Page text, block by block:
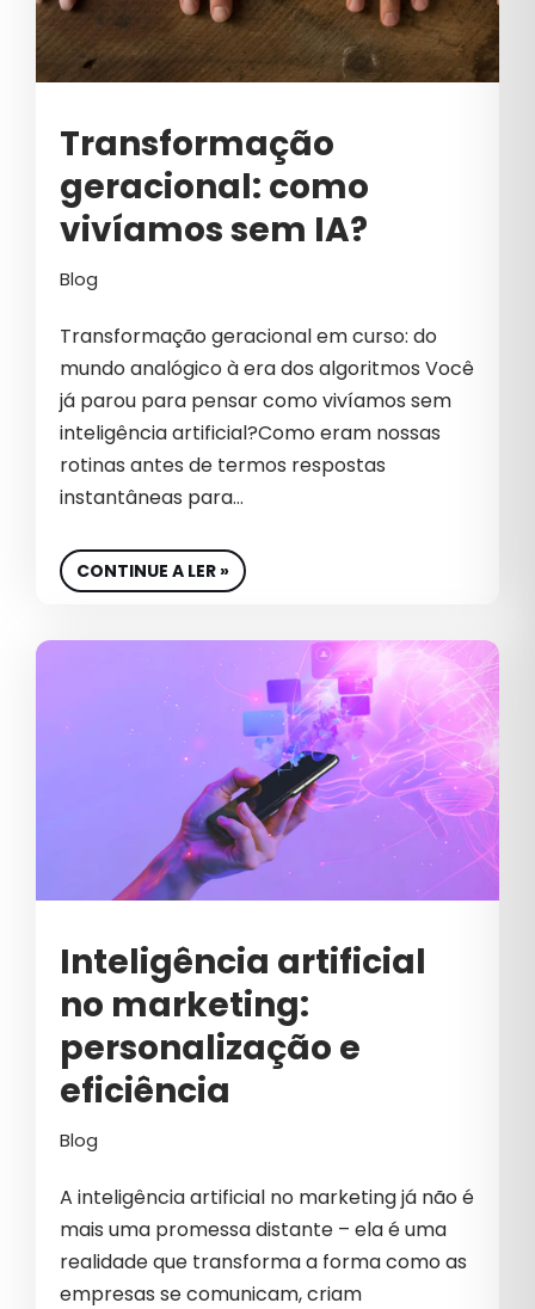
DADOS
DESENVOLVIMENTO DE SITES
DESTAQUE
E-COMMERCE DE COSMÉTICOS
EMPREENDEDOR
EMPREENDEDORISMO
EMPRESA
EQUIPE DE VENDA
EQUIPE DE VENDAS
EQUIPES DE VENDAS
ESG
ESTRATÉGIA DIGITAL
ESTRATÉGIAS B2B
ESTRATÉGIAS DE BRANDING
ESTRATÉGIAS DE GROWTH MARKETING
ESTRATÉGIAS DE MARKETING
ESTRATÉGIAS PARA VENDAS B2B
FRAUDES EM GOOGLE ADS
FUTURO MARKETING B2B
GERAÇÃO DE DEMANDA
Transformação
geracional: como
vivíamos sem IA?
Blog
Transformação geracional em curso: do
mundo analógico à era dos algoritmos Você
já parou para pensar como vivíamos sem
inteligência artificial?Como eram nossas
rotinas antes de termos respostas
instantâneas para…
CONTINUE A LER »
Inteligência artificial
no marketing:
personalização e
eficiência
Blog
A inteligência artificial no marketing já não é
mais uma promessa distante – ela é uma
realidade que transforma a forma como as
empresas se comunicam, criam